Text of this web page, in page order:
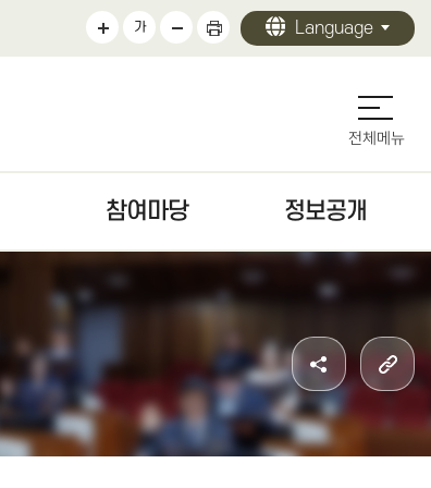
가 Language
참여마당
청원/진정 안내
주민조례청구안내
방청·견학
정보공개
정보공개 안내
의원 활동
의회 사무
전체메뉴